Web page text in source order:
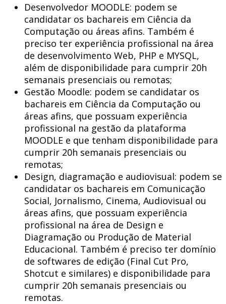
Desenvolvedor MOODLE: podem se
candidatar os bachareis em Ciência da
Computação ou áreas afins. Também é
preciso ter experiência profissional na área
de desenvolvimento Web, PHP e MYSQL,
além de disponibilidade para cumprir 20h
semanais presenciais ou remotas;
Gestão Moodle: podem se candidatar os
bachareis em Ciência da Computação ou
áreas afins, que possuam experiência
profissional na gestão da plataforma
MOODLE e que tenham disponibilidade para
cumprir 20h semanais presenciais ou
remotas;
Design, diagramação e audiovisual: podem se
candidatar os bachareis em Comunicação
Social, Jornalismo, Cinema, Audiovisual ou
áreas afins, que possuam experiência
profissional na área de Design e
Diagramação ou Produção de Material
Educacional. Também é preciso ter domínio
de softwares de edição (Final Cut Pro,
Shotcut e similares) e disponibilidade para
cumprir 20h semanais presenciais ou
remotas.